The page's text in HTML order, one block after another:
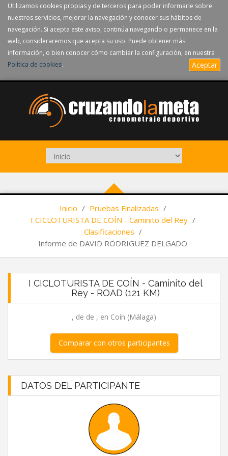
Utilizamos cookies propias y de terceros para poder informarle sobre
nuestros servicios, mejorar la navegación y conocer sus hábitos de
navegación. Si acepta este aviso, continúa navegando o permanece en la
web, consideraremos que acepta su uso. Puede obtener más
información, o bien conocer cómo cambiar la configuración, en nuestra
Política de cookies. Aceptar
Inicio / Pruebas Finalizadas /
I CICLOTURISTA DE COÍN - Caminito del Rey /
Clasificaciones /
Informe de DAVID RODRIGUEZ DELGADO
I CICLOTURISTA DE COÍN - Caminito del
Rey - ROAD (121 KM)
, de de , en Coín (Málaga)
Comparar con otros participantes
DATOS DEL PARTICIPANTE